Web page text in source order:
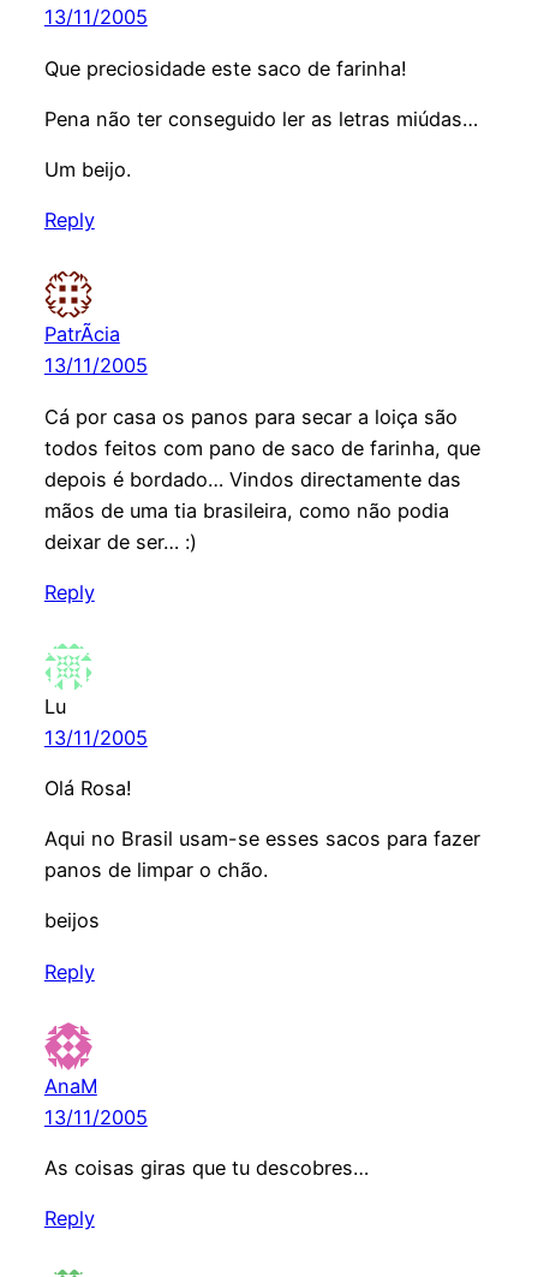
13/11/2005
Que preciosidade este saco de farinha!
Pena não ter conseguido ler as letras miúdas…
Um beijo.
Reply
PatrÃ­cia
13/11/2005
Cá por casa os panos para secar a loiça são
todos feitos com pano de saco de farinha, que
depois é bordado… Vindos directamente das
mãos de uma tia brasileira, como não podia
deixar de ser… :)
Reply
Lu
13/11/2005
Olá Rosa!
Aqui no Brasil usam-se esses sacos para fazer
panos de limpar o chão.
beijos
Reply
AnaM
13/11/2005
As coisas giras que tu descobres…
Reply